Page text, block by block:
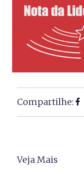
Compartilhe:
Veja Mais